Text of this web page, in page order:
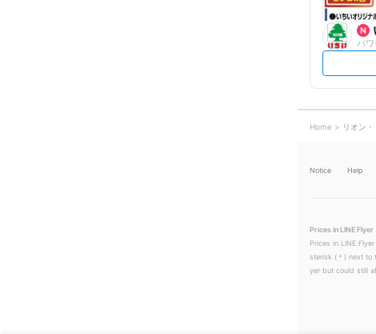
パ
Home リオン
Notice Help
Prices in LINE Flyer
Prices in LINE
sterisk (＊) next to
yer but could still